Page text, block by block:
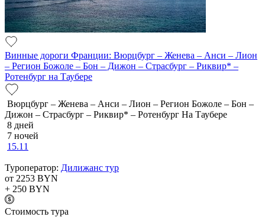
Винные дороги Франции: Вюрцбург – Женева – Анси – Лион
– Регион Божоле – Бон – Дижон – Страсбург – Риквир* –
Ротенбург на Таубере
Вюрцбург – Женева – Анси – Лион – Регион Божоле – Бон –
Дижон – Страсбург – Риквир* – Ротенбург На Таубере
8 дней
7 ночей
15.11
Туроператор: Дилижанс тур
от 2253 BYN
+ 250 BYN
Cтоимость тура